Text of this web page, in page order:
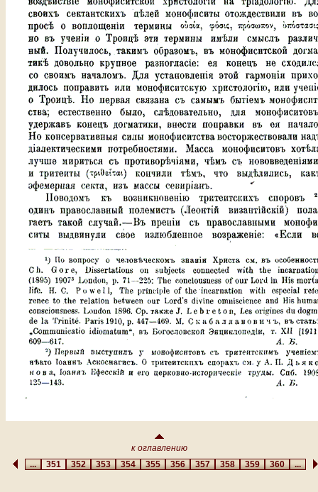
к оглавлению
... 351 352353354355356357358359360...